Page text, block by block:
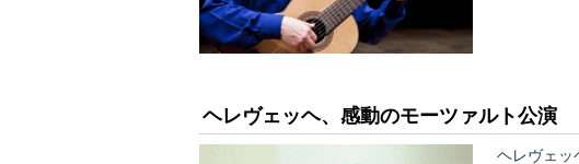
音色を知ら
の音楽が、こ
曲…
ヘレヴェッヘ、感動のモーツァルト公演
ヘレヴェッ